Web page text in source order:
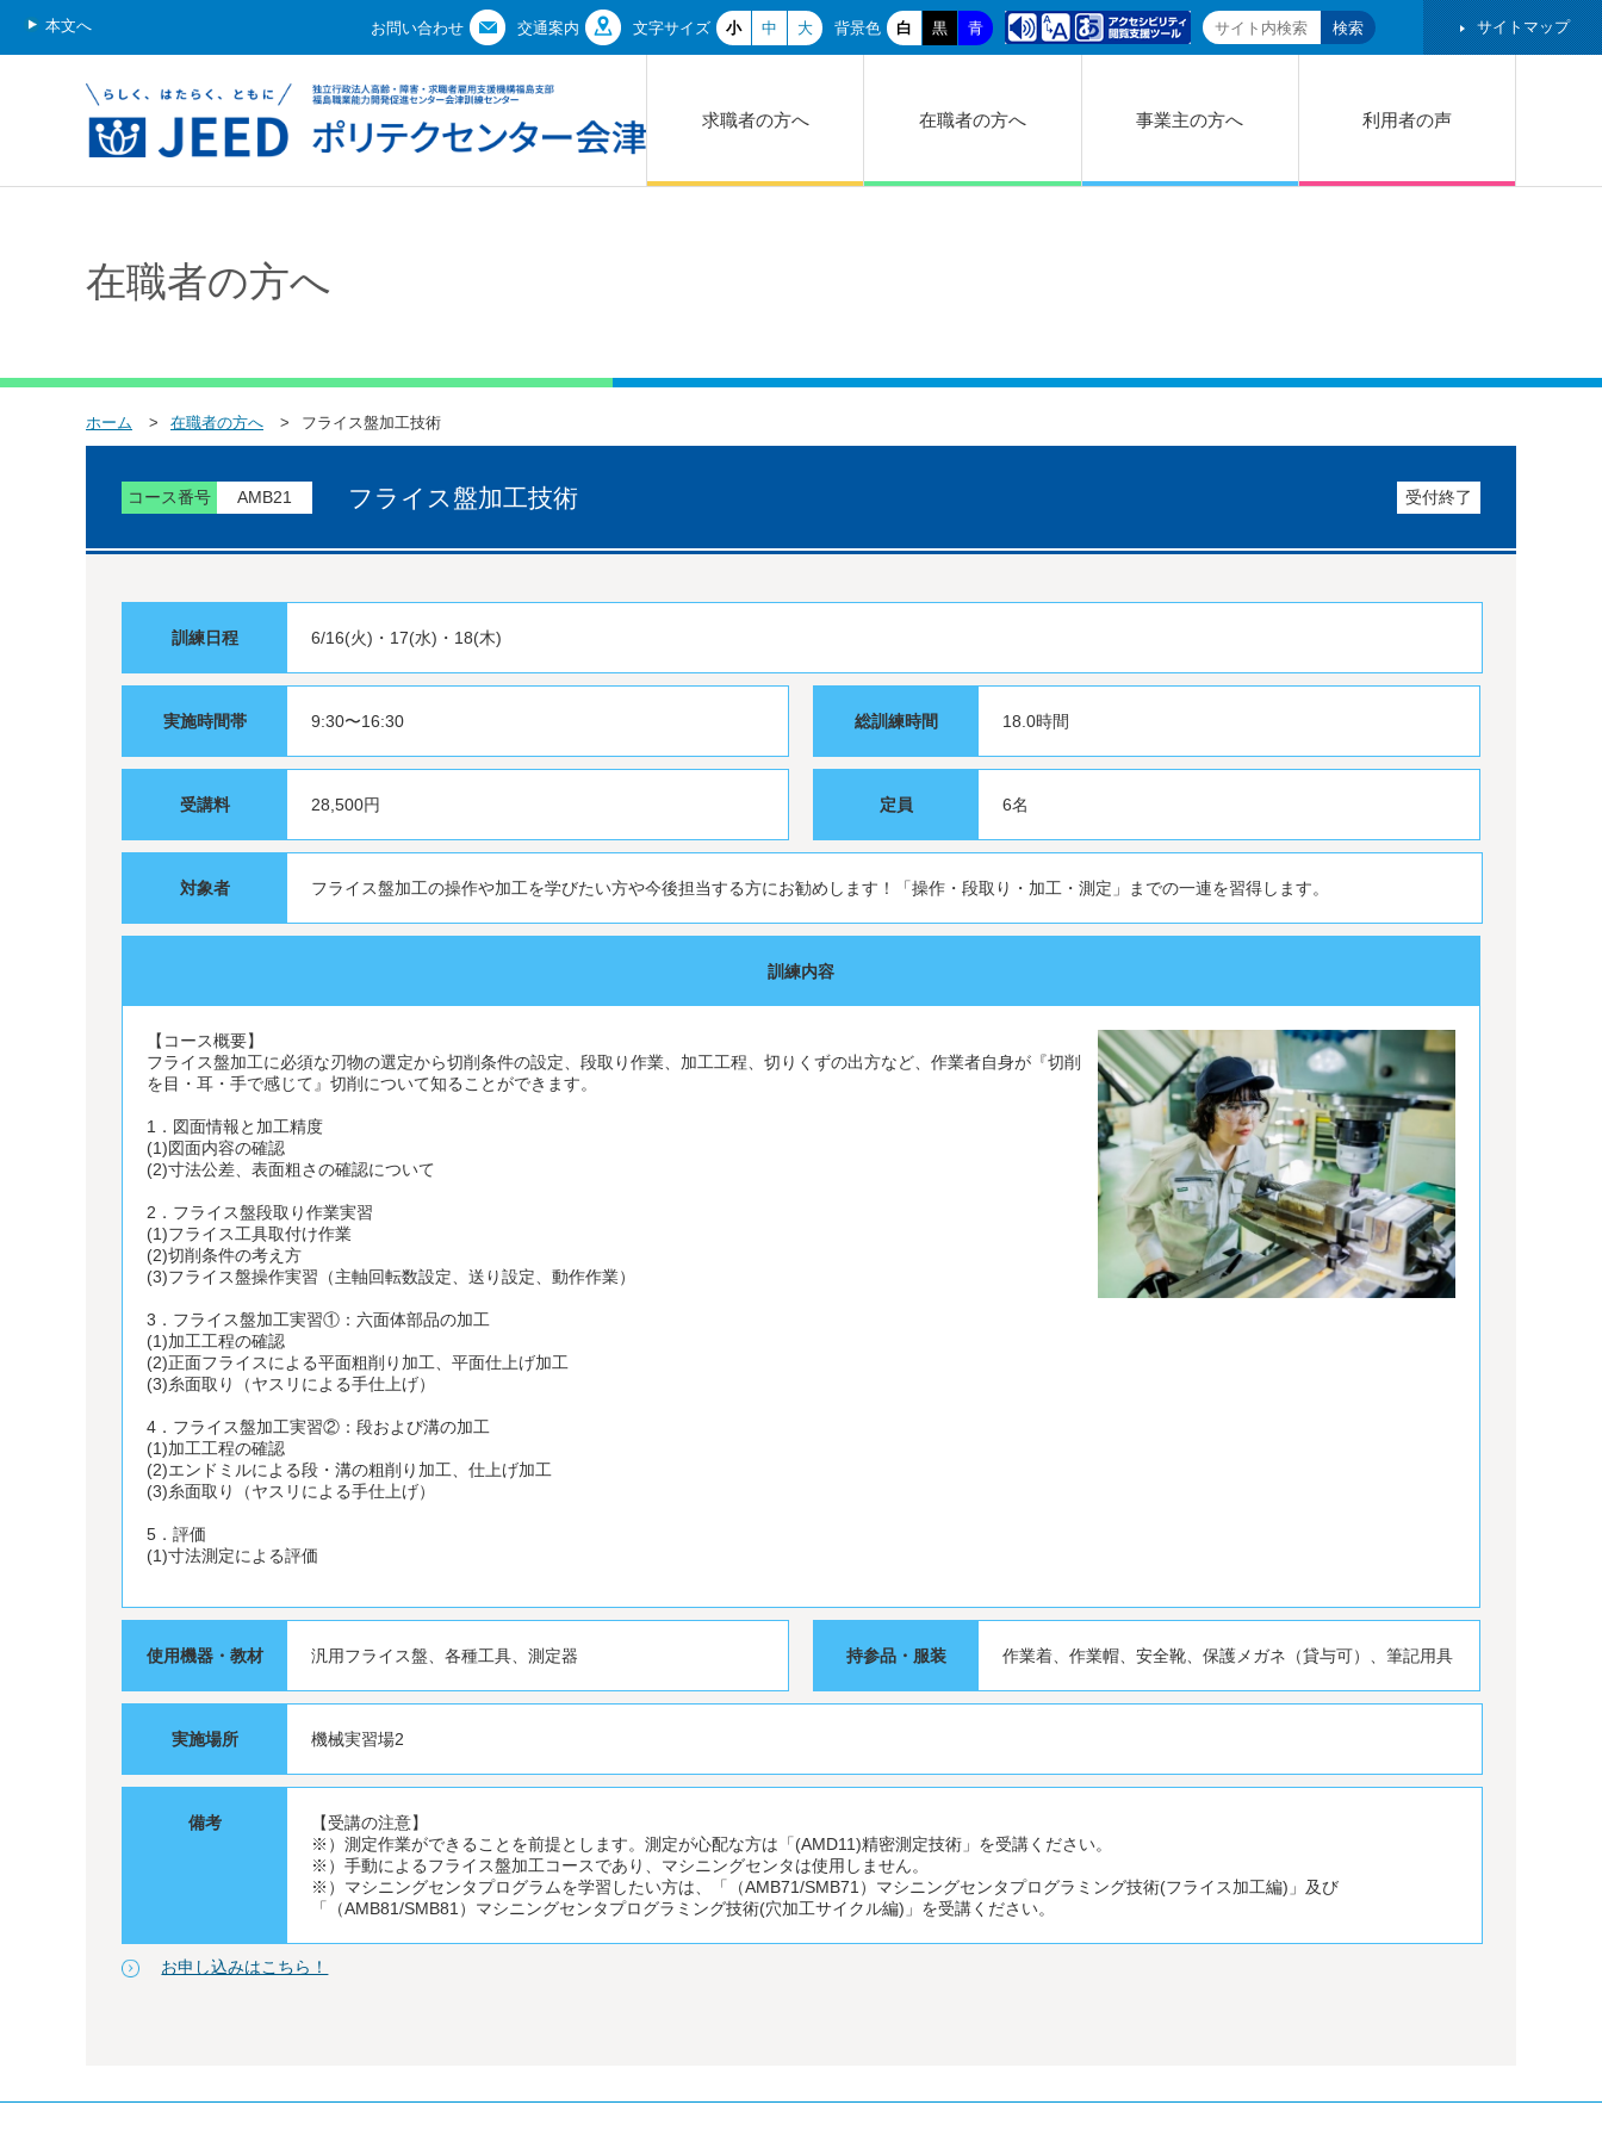
本文へ お問い合わせ 交通案内 文字サイズ 小 中 大 背景色 白 黒 青 サイトマップ
求職者の方へ 在職者の方へ 事業主の方へ 利用者の声
在職者の方へ
ホーム 在職者の方へ フライス盤加工技術
コース番号 AMB21 フライス盤加工技術 受付終了
訓練日程 6/16(火)・17(水)・18(木)
実施時間帯 9:30〜16:30 総訓練時間 18.0時間
受講料 28,500円 定員 6名
対象者 フライス盤加工の操作や加工を学びたい方や今後担当する方にお勧めします！「操作・段取り・加工・測定」までの一連を習得します。
訓練内容
【コース概要】
フライス盤加工に必須な刃物の選定から切削条件の設定、段取り作業、加工工程、切りくずの出方など、作業者自身が『切削
を目・耳・手で感じて』切削について知ることができます。
1．図面情報と加工精度
(1)図面内容の確認
(2)寸法公差、表面粗さの確認について
2．フライス盤段取り作業実習
(1)フライス工具取付け作業
(2)切削条件の考え方
(3)フライス盤操作実習（主軸回転数設定、送り設定、動作作業）
3．フライス盤加工実習①：六面体部品の加工
(1)加工工程の確認
(2)正面フライスによる平面粗削り加工、平面仕上げ加工
(3)糸面取り（ヤスリによる手仕上げ）
4．フライス盤加工実習②：段および溝の加工
(1)加工工程の確認
(2)エンドミルによる段・溝の粗削り加工、仕上げ加工
(3)糸面取り（ヤスリによる手仕上げ）
5．評価
(1)寸法測定による評価
使用機器・教材 汎用フライス盤、各種工具、測定器 持参品・服装 作業着、作業帽、安全靴、保護メガネ（貸与可）、筆記用具
実施場所 機械実習場2
備考
【受講の注意】
※）測定作業ができることを前提とします。測定が心配な方は「(AMD11)精密測定技術」を受講ください。
※）手動によるフライス盤加工コースであり、マシニングセンタは使用しません。
※）マシニングセンタプログラムを学習したい方は、「（AMB71/SMB71）マシニングセンタプログラミング技術(フライス加工編)」及び
「（AMB81/SMB81）マシニングセンタプログラミング技術(穴加工サイクル編)」を受講ください。
お申し込みはこちら！